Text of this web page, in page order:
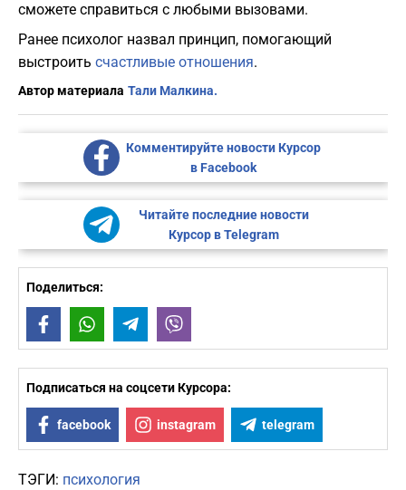
сможете справиться с любыми вызовами.
Ранее психолог назвал принцип, помогающий
выстроить счастливые отношения.
Автор материала Тали Малкина.
Комментируйте новости Курсор
в Facebook
Читайте последние новости
Курсор в Telegram
Поделиться:
FacebookWhatsAppTelegram
Подписаться на соцсети Курсора:
facebook instagram telegram
ТЭГИ: психология